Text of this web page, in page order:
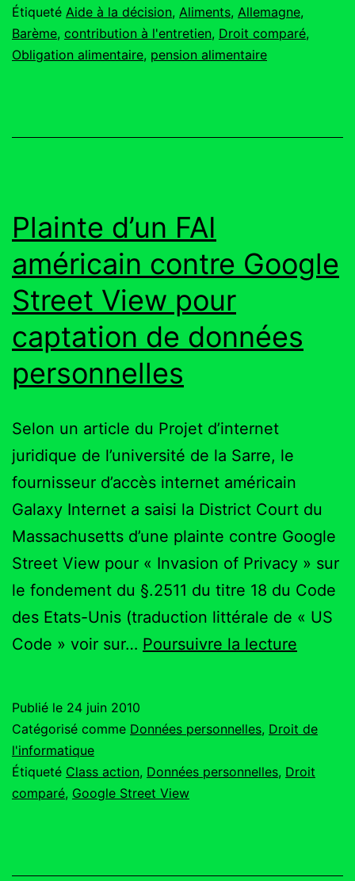
Allemagne
Étiqueté Aide à la décision, Aliments, Allemagne,
Barème, contribution à l'entretien, Droit comparé,
Obligation alimentaire, pension alimentaire
Plainte d’un FAI
américain contre Google
Street View pour
captation de données
personnelles
Selon un article du Projet d’internet
juridique de l’université de la Sarre, le
fournisseur d’accès internet américain
Galaxy Internet a saisi la District Court du
Massachusetts d’une plainte contre Google
Street View pour « Invasion of Privacy » sur
le fondement du §.2511 du titre 18 du Code
des Etats-Unis (traduction littérale de « US
Code » voir sur… Poursuivre la lecture
Google
Publié le 24 juin 2010
Catégorisé comme Données personnelles, Droit de
l'informatique
Étiqueté Class action, Données personnelles, Droit
comparé, Google Street View